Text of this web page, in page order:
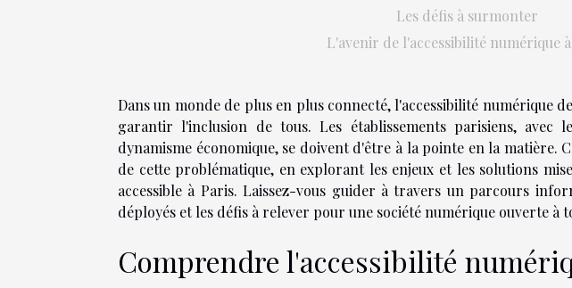
Les défis à surmonter
L'avenir de l'accessibilité numérique
Dans un monde de plus en plus connecté, l'accessibilité numérique
garantir l'inclusion de tous. Les établissements parisiens,
dynamisme économique, se doivent d'être à la pointe en la matière.
de cette problématique, en explorant les enjeux et les solutions
accessible à Paris. Laissez-vous guider à travers un parcours
déployés et les défis à relever pour une société numérique ouverte à
Comprendre l'accessibilité